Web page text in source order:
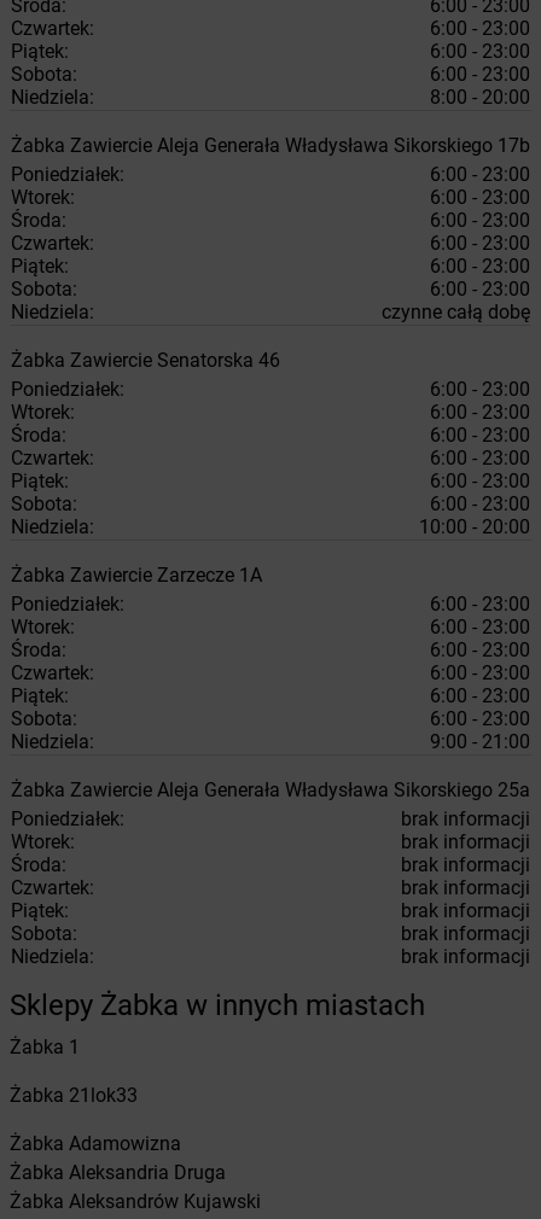
Środa:
6:00 - 23:00
Czwartek:
6:00 - 23:00
Piątek:
6:00 - 23:00
Sobota:
6:00 - 23:00
Niedziela:
8:00 - 20:00
Żabka Zawiercie Aleja Generała Władysława Sikorskiego 17b
Poniedziałek:
6:00 - 23:00
Wtorek:
6:00 - 23:00
Środa:
6:00 - 23:00
Czwartek:
6:00 - 23:00
Piątek:
6:00 - 23:00
Sobota:
6:00 - 23:00
Niedziela:
czynne całą dobę
Żabka Zawiercie Senatorska 46
Poniedziałek:
6:00 - 23:00
Wtorek:
6:00 - 23:00
Środa:
6:00 - 23:00
Czwartek:
6:00 - 23:00
Piątek:
6:00 - 23:00
Sobota:
6:00 - 23:00
Niedziela:
10:00 - 20:00
Żabka Zawiercie Zarzecze 1A
Poniedziałek:
6:00 - 23:00
Wtorek:
6:00 - 23:00
Środa:
6:00 - 23:00
Czwartek:
6:00 - 23:00
Piątek:
6:00 - 23:00
Sobota:
6:00 - 23:00
Niedziela:
9:00 - 21:00
Żabka Zawiercie Aleja Generała Władysława Sikorskiego 25a
Poniedziałek:
brak informacji
Wtorek:
brak informacji
Środa:
brak informacji
Czwartek:
brak informacji
Piątek:
brak informacji
Sobota:
brak informacji
Niedziela:
brak informacji
Sklepy Żabka w innych miastach
Żabka 1
Żabka 21lok33
Żabka Adamowizna
Żabka Aleksandria Druga
Żabka Aleksandrów Kujawski